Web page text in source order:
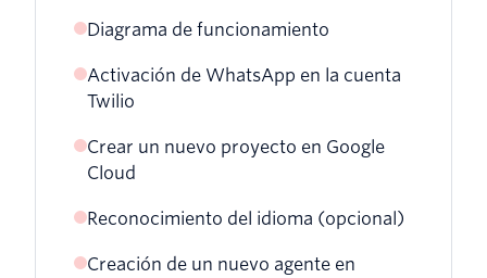
Diagrama de funcionamiento
Activación de WhatsApp en la cuenta
Twilio
Crear un nuevo proyecto en Google
Cloud
Reconocimiento del idioma (opcional)
Creación de un nuevo agente en